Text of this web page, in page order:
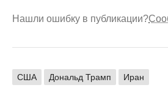
Нашли ошибку в публикации?
США Дональд Трамп Иран